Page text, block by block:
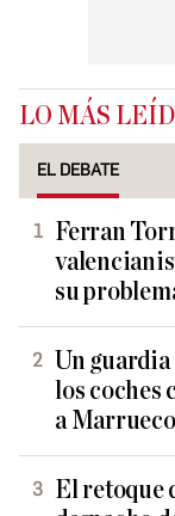
LO MÁS
EL DEBATE
Ferran
su
Un
los coches
a
El retoque